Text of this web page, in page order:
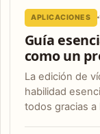
APLICACIONES
Guía
como un
La edición de
habilidad
todos gracias